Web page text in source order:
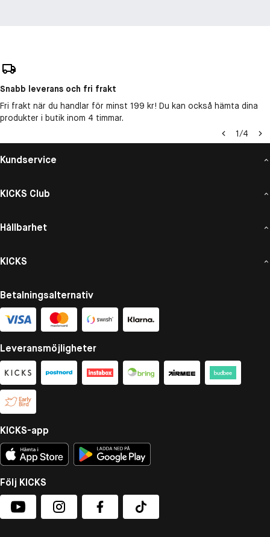
Snabb leverans och fri frakt
Fri frakt när du handlar för minst 199 kr! Du kan också hämta dina
produkter i butik inom 4 timmar.
1/4
Kundservice
KICKS Club
Hållbarhet
KICKS
Betalningsalternativ
Leveransmöjligheter
KICKS-app
Följ KICKS